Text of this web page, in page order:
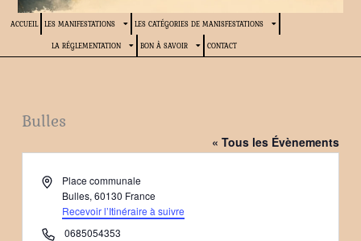
ACCUEIL LES MANIFESTATIONS LES CATÉGORIES DE MANISFESTATIONS
LA RÉGLEMENTATION BON À SAVOIR CONTACT
Bulles
« Tous les Évènements
AdressePlace communale
Bulles, 60130 France
Recevoir l’Itinéraire à suivre
Téléphone0685054353